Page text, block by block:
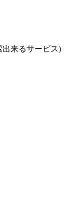
来るサービス)